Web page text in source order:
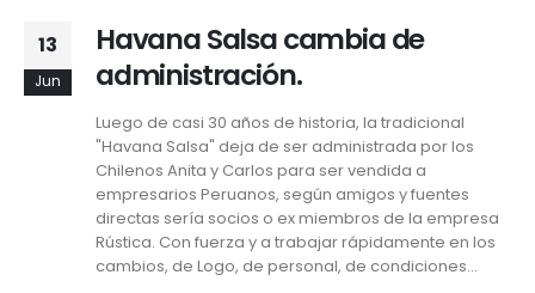
13
Jun
Havana Salsa cambia de
administración.
Luego de casi 30 años de historia, la tradicional
"Havana Salsa" deja de ser administrada por los
Chilenos Anita y Carlos para ser vendida a
empresarios Peruanos, según amigos y fuentes
directas sería socios o ex miembros de la empresa
Rústica. Con fuerza y a trabajar rápidamente en los
cambios, de Logo, de personal, de condiciones...